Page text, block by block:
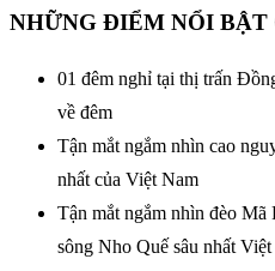
NHỮNG ĐIỂM NỔI BẬT
01 đêm nghỉ tại thị trấn
về đêm
Tận mắt ngắm nhìn cao
nhất của Việt Nam
Tận mắt ngắm nhìn đèo
sông Nho Quế sâu nhất